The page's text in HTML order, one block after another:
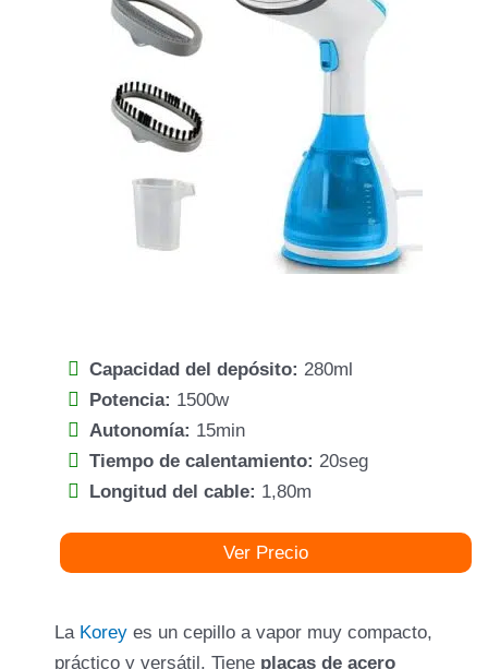
Capacidad del depósito: 280ml
Potencia: 1500w
Autonomía: 15min
Tiempo de calentamiento: 20seg
Longitud del cable: 1,80m
Ver Precio
La Korey es un cepillo a vapor muy compacto,
práctico y versátil. Tiene placas de acero